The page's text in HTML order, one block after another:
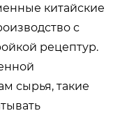
китайские
с
рецептур.
сырья, такие